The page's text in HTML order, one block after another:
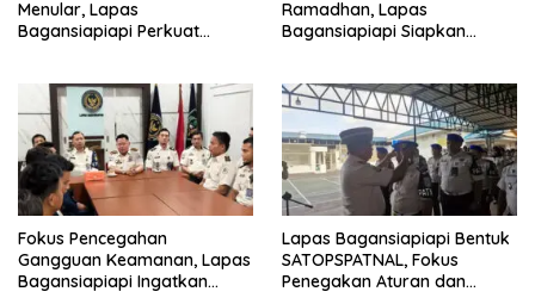
Menular, Lapas
Bagansiapiapi Perkuat
Ramadhan, Lapas
Bagansiapiapi Siapkan
Fokus Pencegahan
Gangguan Keamanan, Lapas
Bagansiapiapi Ingatkan
Lapas Bagansiapiapi Bentuk
SATOPSPATNAL, Fokus
Penegakan Aturan dan